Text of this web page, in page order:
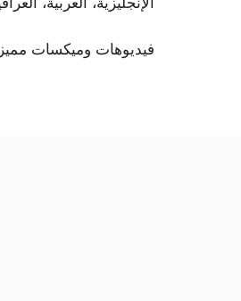
فيديوهات وميكسات